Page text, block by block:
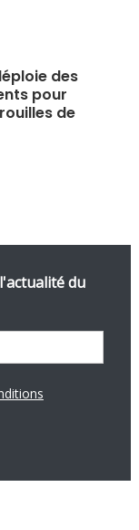
des
pour
de
du